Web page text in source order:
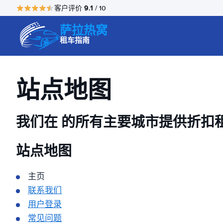
客户评价 9.1 / 10
萨拉热窝
租车指南
站点地图
我们在 的所有主要城市提供折扣
站点地图
主页
联系我们
用户登录
常见问题